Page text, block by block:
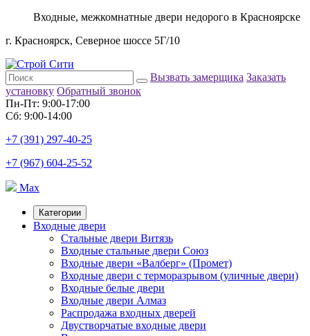
Входные, межкомнатные двери недорого в Красноярске
г. Красноярск, Северное шоссе 5Г/10
Вызвать замерщика Заказать
установку Обратный звонок
Пн-Пт: 9:00-17:00
Сб: 9:00-14:00
+7 (391) 297-40-25
+7 (967) 604-25-52
Max
Категории
Входные двери
Стальные двери Витязь
Входные стальные двери Союз
Входные двери «Валберг» (Промет)
Входные двери с терморазрывом (уличные двери)
Входные белые двери
Входные двери Алмаз
Распродажа входных дверей
Двустворчатые входные двери